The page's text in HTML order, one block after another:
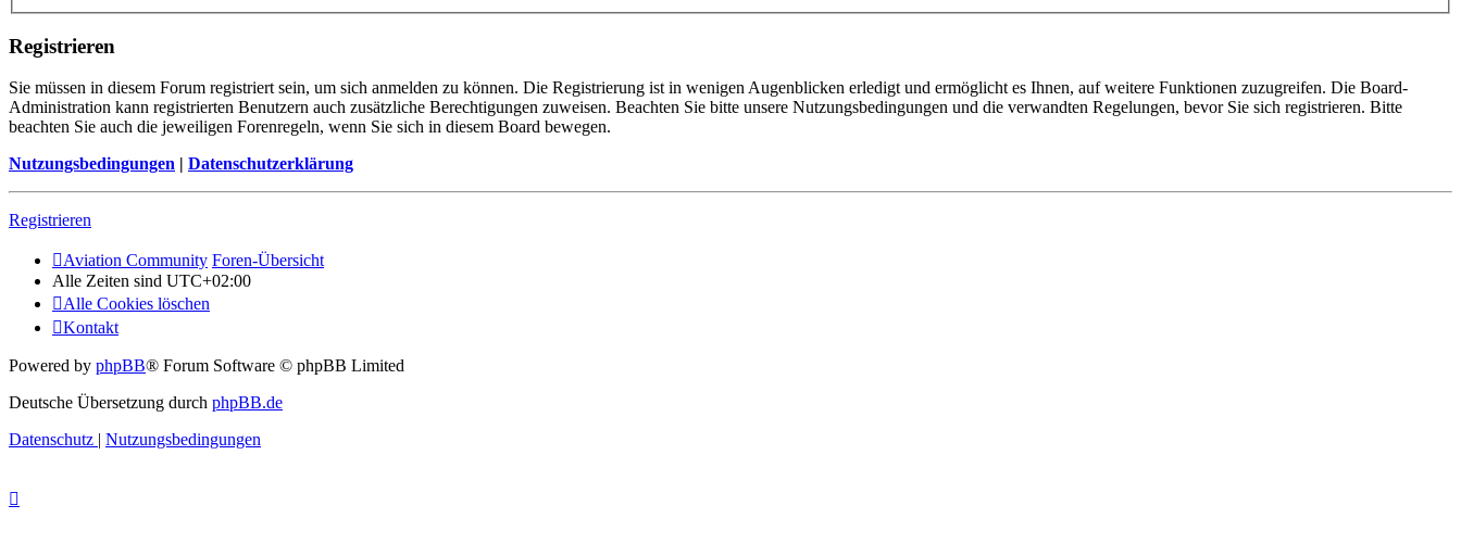
Registrieren
Sie müssen in diesem Forum registriert sein, um sich anmelden zu können. Die Registrierung ist in wenigen Augenblicken erledigt und ermöglicht es Ihnen, auf weitere Funktionen zuzugreifen. Die Board-
Administration kann registrierten Benutzern auch zusätzliche Berechtigungen zuweisen. Beachten Sie bitte unsere Nutzungsbedingungen und die verwandten Regelungen, bevor Sie sich registrieren. Bitte
beachten Sie auch die jeweiligen Forenregeln, wenn Sie sich in diesem Board bewegen.
Nutzungsbedingungen | Datenschutzerklärung
Registrieren
Aviation Community Foren-Übersicht
Alle Zeiten sind UTC+02:00
Alle Cookies löschen
Kontakt
Powered by phpBB® Forum Software © phpBB Limited
Deutsche Übersetzung durch phpBB.de
Datenschutz | Nutzungsbedingungen